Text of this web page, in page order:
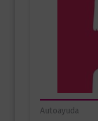
Autoayuda